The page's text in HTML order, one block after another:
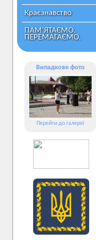
Краєзнавство
ПАМ’ЯТАЄМО.
ПЕРЕМАГАЄМО.
Випадкове фото
Перейти до галереї